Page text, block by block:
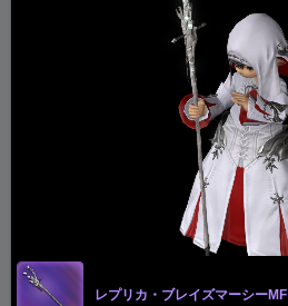
レプリカ・ブレイズマーシーMF